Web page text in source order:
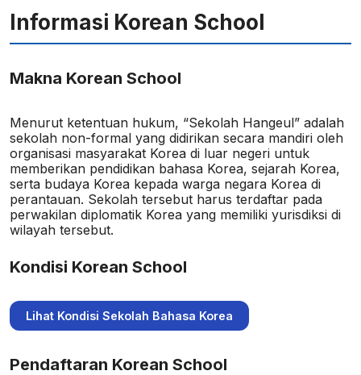
Kelas Bahasa Korea
TOPIK
Korean School
expand_more
Informasi Korean School
Makna Korean School
Menurut ketentuan hukum, “Sekolah Hangeul” adalah
sekolah non-formal yang didirikan secara mandiri oleh
organisasi masyarakat Korea di luar negeri untuk
memberikan pendidikan bahasa Korea, sejarah Korea,
serta budaya Korea kepada warga negara Korea di
perantauan. Sekolah tersebut harus terdaftar pada
perwakilan diplomatik Korea yang memiliki yurisdiksi di
wilayah tersebut.
Kondisi Korean School
Lihat Kondisi Sekolah Bahasa Korea
Pendaftaran Korean School